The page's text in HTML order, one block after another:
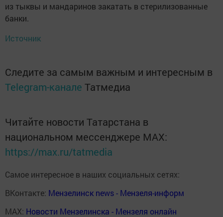
из тыквы и мандаринов закатать в стерилизованные
банки.
Источник
Следите за самым важным и интересным в
Telegram-канале Татмедиа
Читайте новости Татарстана в
национальном мессенджере MАХ:
https://max.ru/tatmedia
Самое интересное в наших социальных сетях:
ВКонтакте: Мензелинск news - Мензеля-информ
MAX: Новости Мензелинска - Мензеля онлайн